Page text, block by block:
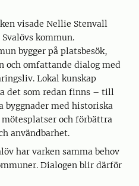
visade Nellie Stenvall
kommun.
bygger på platsbesök,
och omfattande dialog med
Lokal kunskap
det som redan finns – till
byggnader med historiska
och förbättra
användbarhet.
har varken samma behov
Dialogen blir därför